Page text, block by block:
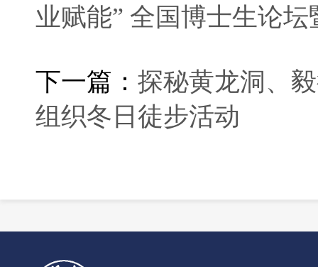
业赋能” 全国博士生论
下一篇： 探秘黄龙洞、
组织冬日徒步活动